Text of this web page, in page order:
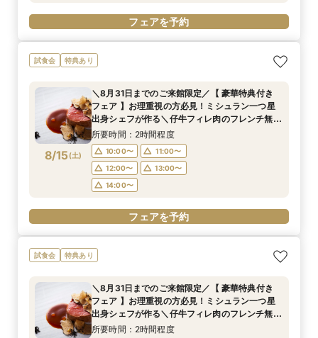
フェアを予約
試食会 特典あり
8/15(土)
＼8月31日までのご来館限定／【 豪華特典付き
フェア 】お理重視の方必見！ミシュラン一つ星
出身シェフが作る＼仔牛フィレ肉のフレンチ無料
試食／ 不安解消* お2人安心相談会も◎
所要時間：2時間程度
10:00〜
11:00〜
12:00〜
13:00〜
14:00〜
フェアを予約
試食会 特典あり
＼8月31日までのご来館限定／【 豪華特典付き
フェア 】お理重視の方必見！ミシュラン一つ星
出身シェフが作る＼仔牛フィレ肉のフレンチ無料
試食／ 不安解消* お2人安心相談会も◎
所要時間：2時間程度